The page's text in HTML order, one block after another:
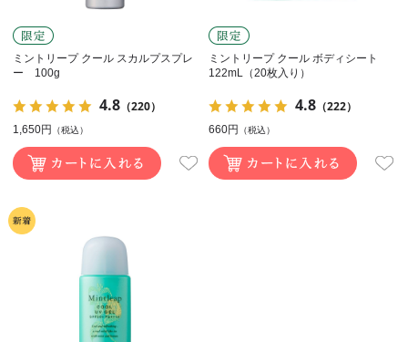
ミントリープ クール スカルプスプレ
ー 100g
4.8（220）
1,650円 （税込）
ミントリープ クール ボディシート
122mL（20枚入り）
4.8 （222）
660円 （税込）